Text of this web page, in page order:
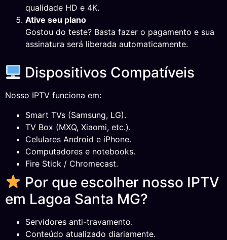
qualidade HD e 4K.
Ative seu plano
Gostou do teste? Basta fazer o pagamento e sua
assinatura será liberada automaticamente.
Dispositivos Compatíveis
Nosso IPTV funciona em:
Smart TVs (Samsung, LG).
TV Box (MXQ, Xiaomi, etc.).
Celulares Android e iPhone.
Computadores e notebooks.
Fire Stick / Chromecast.
Por que escolher nosso IPTV
em Lagoa Santa MG?
Servidores anti-travamento.
Conteúdo atualizado diariamente.